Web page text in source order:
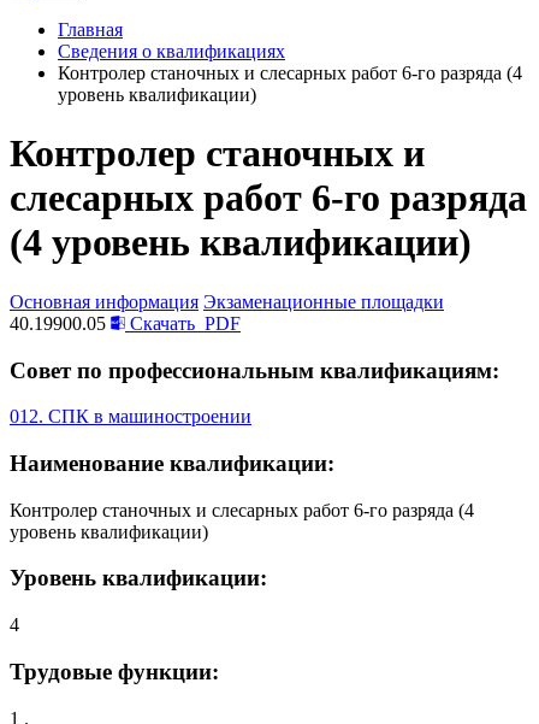
Главная
Сведения о квалификациях
Контролер станочных и слесарных работ 6-го разряда (4
уровень квалификации)
Контролер станочных и
слесарных работ 6-го разряда
(4 уровень квалификации)
Основная информация Экзаменационные площадки
40.19900.05
Скачать PDF
Совет по профессиональным квалификациям:
012. СПК в машиностроении
Наименование квалификации:
Контролер станочных и слесарных работ 6-го разряда (4
уровень квалификации)
Уровень квалификации:
4
Трудовые функции:
1 .